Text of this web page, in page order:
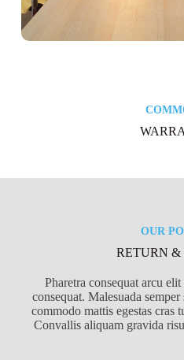
OUR
RETURN &
Pharetra consequat arcu
consequat. Malesuada
commodo mattis egestas cras
Convallis aliquam gravida